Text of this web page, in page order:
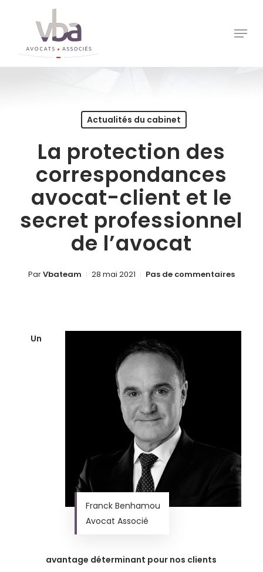
content
Menu
Actualités du cabinet
La protection des
correspondances
avocat-client et le
secret professionnel
de l’avocat
ParVbateam 28 mai 2021 Pas de commentaires
Franck Benhamou
Avocat Associé
Un
avantage déterminant pour nos clients
Close